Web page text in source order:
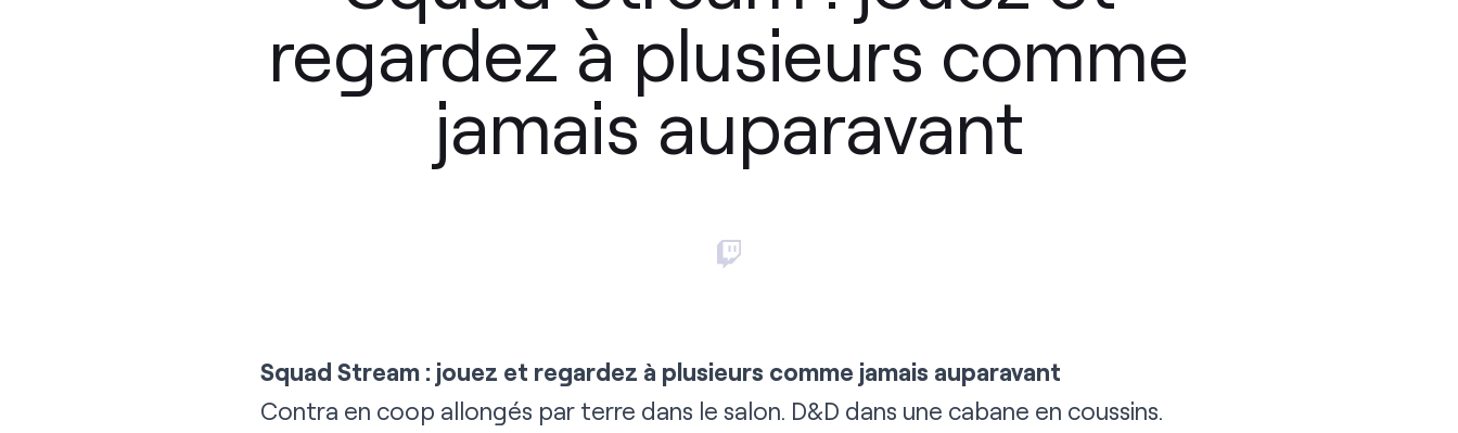
regardez à plusieurs comme
jamais auparavant
Squad Stream : jouez et regardez à plusieurs comme jamais auparavant
Contra en coop allongés par terre dans le salon. D&D dans une cabane en coussins.